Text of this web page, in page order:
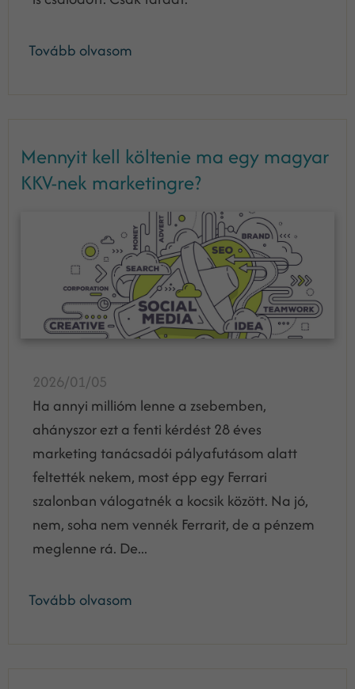
Tovább olvasom
Mennyit kell költenie ma egy magyar
KKV-nek marketingre?
2026/01/05
Ha annyi millióm lenne a zsebemben,
ahányszor ezt a fenti kérdést 28 éves
marketing tanácsadói pályafutásom alatt
feltették nekem, most épp egy Ferrari
szalonban válogatnék a kocsik között. Na jó,
nem, soha nem vennék Ferrarit, de a pénzem
meglenne rá. De...
Tovább olvasom